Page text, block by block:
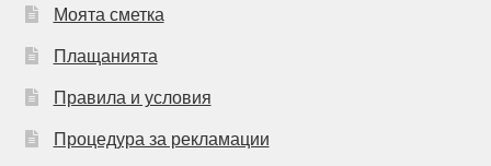
Моята сметка
Плащанията
Правила и условия
Процедура за рекламации